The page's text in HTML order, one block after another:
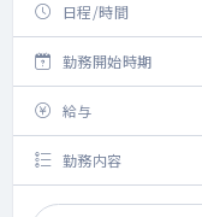
日程/時間
勤務開始時期
給与
勤務内容